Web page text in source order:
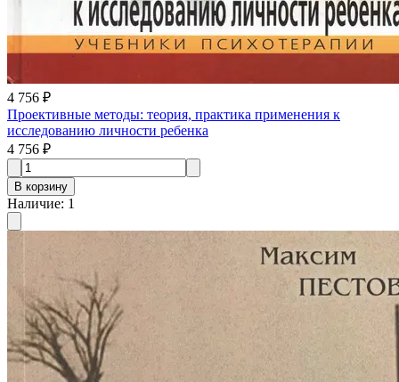
4 756 ₽
Проективные методы: теория, практика применения к
исследованию личности ребенка
4 756 ₽
В корзину
Наличие: 1